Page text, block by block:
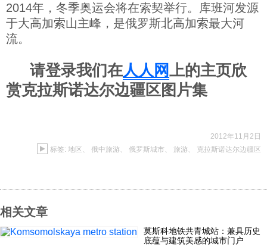
视听
2014年，冬季奥运会将在索契举行。库班河发源
于大高加索山主峰，是俄罗斯北高加索最大河
流。
请登录我们在人人网上的主页欣
赏克拉斯诺达尔边疆区图片集
2012年11月2日
标签: 地区 、 俄中旅游 、 俄罗斯城市、 旅游 、 克拉斯诺达尔边疆区
相关文章
莫斯科地铁共青城站：兼具历史
底蕴与建筑美感的城市门户